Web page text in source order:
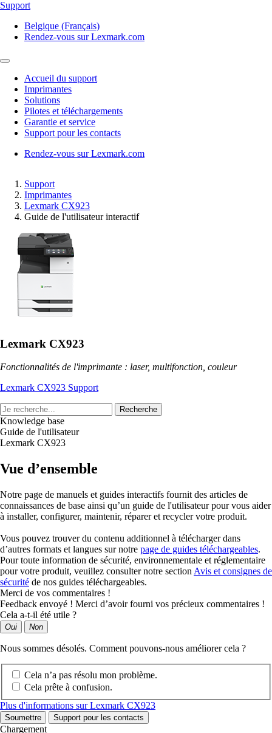
Support
Belgique (Français)
Rendez-vous sur Lexmark.com
Accueil du support
Imprimantes
Solutions
Pilotes et téléchargements
Garantie et service
Support pour les contacts
Rendez-vous sur Lexmark.com
Support
Imprimantes
Lexmark CX923
Guide de l'utilisateur interactif
Lexmark CX923
Fonctionnalités de l'imprimante : laser, multifonction, couleur
Lexmark CX923 Support
Recherche
Knowledge base
Guide de l'utilisateur
Lexmark CX923
Vue d’ensemble
Notre page de manuels et guides interactifs fournit des articles de
connaissances de base ainsi qu’un guide de l'utilisateur pour vous aider
à installer, configurer, maintenir, réparer et recycler votre produit.
Vous pouvez trouver du contenu additionnel à télécharger dans
d’autres formats et langues sur notre page de guides téléchargeables.
Pour toute information de sécurité, environnementale et réglementaire
pour votre produit, veuillez consulter notre section Avis et consignes de
sécurité de nos guides téléchargeables.
Merci de vos commentaires !
Feedback envoyé ! Merci d’avoir fourni vos précieux commentaires !
Cela a-t-il été utile ?
Oui Non
Nous sommes désolés. Comment pouvons-nous améliorer cela ?
Cela n’a pas résolu mon problème.
Cela prête à confusion.
Plus d'informations sur Lexmark CX923
Soumettre Support pour les contacts
Chargement